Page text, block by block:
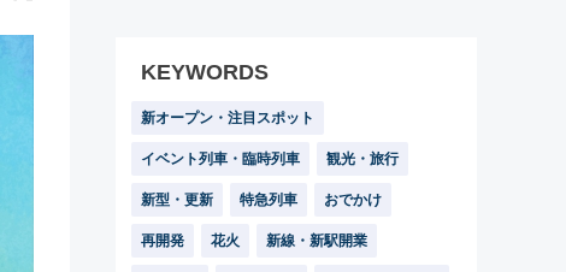
KEYWORDS
新オープン・注目スポット
イベント列車・臨時列車 観光・旅行
新型・更新 特急列車 おでかけ
再開発 花火 新線・新駅開業